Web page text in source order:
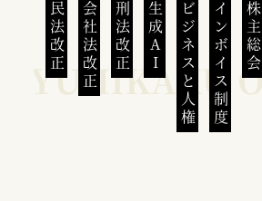
民法改正 会社法改正 刑法改正 生成AI ビジネスと人権インボイス制度 株主総会